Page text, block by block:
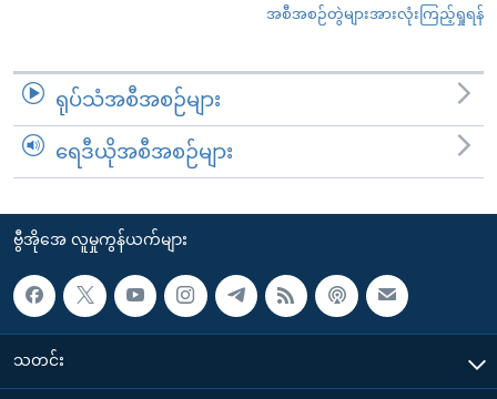
အစီအစဉ်တွဲများအားလုံးကြည့်ရှုရန်
ရုပ်သံအစီအစဉ်များ
ရေဒီယိုအစီအစဉ်များ
ဗွီအိုအေ လူမှုကွန်ယက်များ
သတင်း